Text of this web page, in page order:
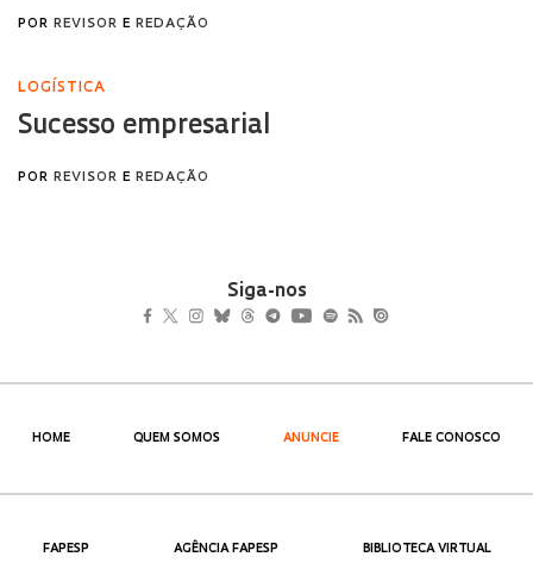
Siga-nos
HOME QUEM SOMOS ANUNCIE FALE CONOSCO
FAPESP AGÊNCIA FAPESP BIBLIOTECA VIRTUAL